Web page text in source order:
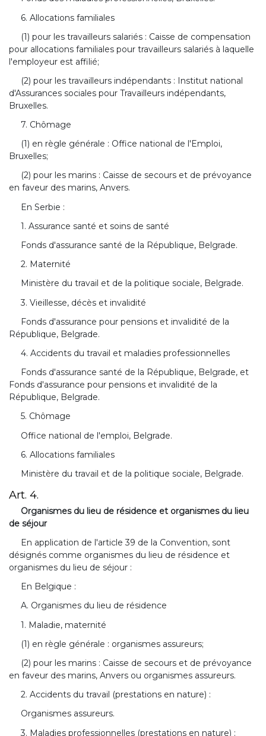
6. Allocations familiales
(1) pour les travailleurs salariés : Caisse de compensation
pour allocations familiales pour travailleurs salariés à laquelle
l'employeur est affilié;
(2) pour les travailleurs indépendants : Institut national
d'Assurances sociales pour Travailleurs indépendants,
Bruxelles.
7. Chômage
(1) en règle générale : Office national de l'Emploi,
Bruxelles;
(2) pour les marins : Caisse de secours et de prévoyance
en faveur des marins, Anvers.
En Serbie :
1. Assurance santé et soins de santé
Fonds d'assurance santé de la République, Belgrade.
2. Maternité
Ministère du travail et de la politique sociale, Belgrade.
3. Vieillesse, décès et invalidité
Fonds d'assurance pour pensions et invalidité de la
République, Belgrade.
4. Accidents du travail et maladies professionnelles
Fonds d'assurance santé de la République, Belgrade, et
Fonds d'assurance pour pensions et invalidité de la
République, Belgrade.
5. Chômage
Office national de l'emploi, Belgrade.
6. Allocations familiales
Ministère du travail et de la politique sociale, Belgrade.
Art. 4.
Organismes du lieu de résidence et organismes du lieu
de séjour
En application de l'article 39 de la Convention, sont
désignés comme organismes du lieu de résidence et
organismes du lieu de séjour :
En Belgique :
A. Organismes du lieu de résidence
1. Maladie, maternité
(1) en règle générale : organismes assureurs;
(2) pour les marins : Caisse de secours et de prévoyance
en faveur des marins, Anvers ou organismes assureurs.
2. Accidents du travail (prestations en nature) :
Organismes assureurs.
3. Maladies professionnelles (prestations en nature) :